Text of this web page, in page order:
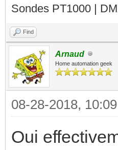
Sondes PT1000 |
Find
Arnaud
Home automation geek
08-28-2018,
Oui